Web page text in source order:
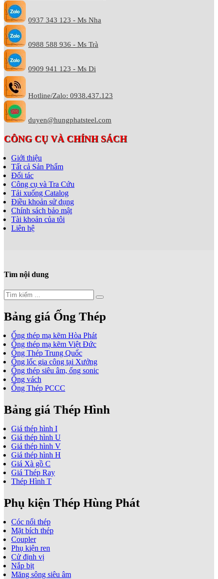
0937 343 123 - Ms Nha
0988 588 936 - Ms Trà
0909 941 123 - Ms Di
Hotline/Zalo: 0938.437.123
duyen@hungphatsteel.com
CÔNG CỤ VÀ CHÍNH SÁCH
Giới thiệu
Tất cả Sản Phẩm
Đối tác
Công cụ và Tra Cứu
Tải xuống Catalog
Điều khoản sử dụng
Chính sách bảo mật
Tài khoản của tôi
Liên hệ
Tìm nội dung
Bảng giá Ống Thép
Ống thép mạ kẽm Hòa Phát
Ống thép mạ kẽm Việt Đức
Ống Thép Trung Quốc
Ống lốc gia công tại Xưởng
Ống thép siêu âm, ống sonic
Ống vách
Ống Thép PCCC
Bảng giá Thép Hình
Giá thép hình I
Giá thép hình U
Giá thép hình V
Giá thép hình H
Giá Xà gồ C
Giá Thép Ray
Thép Hình T
Phụ kiện Thép Hùng Phát
Cóc nối thép
Mặt bích thép
Coupler
Phụ kiện ren
Cử định vị
Nắp bịt
Măng sông siêu âm